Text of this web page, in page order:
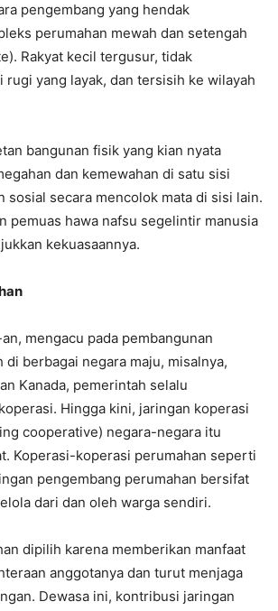
pengembang yang hendak
perumahan mewah dan setengah
Rakyat kecil tergusur, tidak
rugi yang layak, dan tersisih ke wilayah
bangunan fisik yang kian nyata
dan kemewahan di satu sisi
sosial secara mencolok mata di sisi lain.
pemuas hawa nafsu segelintir manusia
kekuasaannya.
mengacu pada pembangunan
di berbagai negara maju, misalnya,
Kanada, pemerintah selalu
Hingga kini, jaringan koperasi
cooperative) negara-negara itu
Koperasi-koperasi perumahan seperti
pengembang perumahan bersifat
dari dan oleh warga sendiri.
dipilih karena memberikan manfaat
anggotanya dan turut menjaga
Dewasa ini, kontribusi jaringan